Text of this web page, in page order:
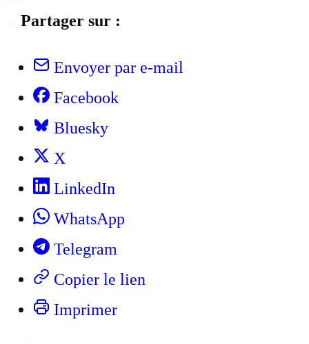
Partager sur :
Envoyer par e-mail
Facebook
Bluesky
X
LinkedIn
WhatsApp
Telegram
Copier le lien
Imprimer